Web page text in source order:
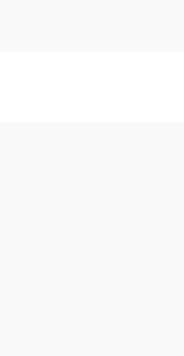
gang ble utgitt. Det kan